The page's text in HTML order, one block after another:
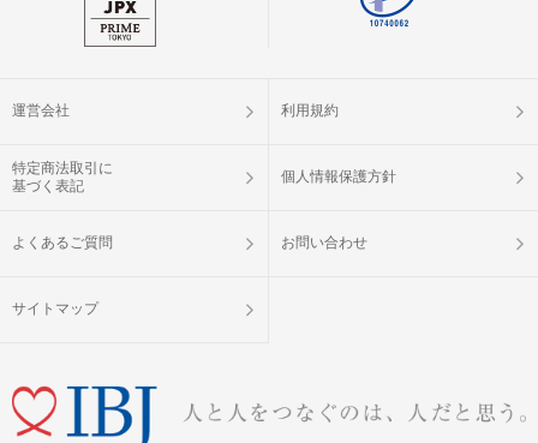
運営会社 利用規約
特定商法取引に
基づく表記
個人情報保護方針
よくあるご質問 お問い合わせ
サイトマップ